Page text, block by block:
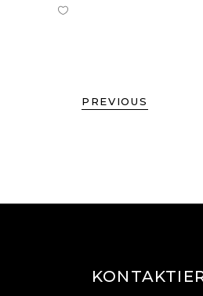
PREVIOUS